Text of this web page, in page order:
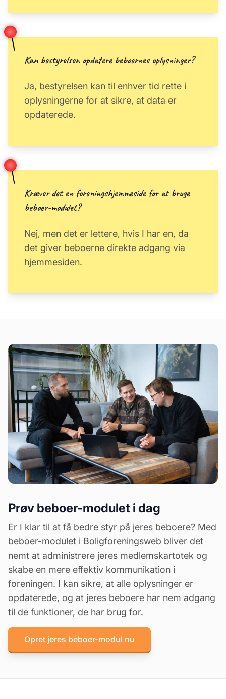
Kan bestyrelsen opdatere beboernes oplysninger?
Ja, bestyrelsen kan til enhver tid rette i
oplysningerne for at sikre, at data er
opdaterede.
Kræver det en foreningshjemmeside for at bruge
beboer-modulet?
Nej, men det er lettere, hvis I har en, da
det giver beboerne direkte adgang via
hjemmesiden.
Prøv beboer-modulet i dag
Er I klar til at få bedre styr på jeres beboere? Med
beboer-modulet i Boligforeningsweb bliver det
nemt at administrere jeres medlemskartotek og
skabe en mere effektiv kommunikation i
foreningen. I kan sikre, at alle oplysninger er
opdaterede, og at jeres beboere har nem adgang
til de funktioner, de har brug for.
Opret jeres beboer-modul nu